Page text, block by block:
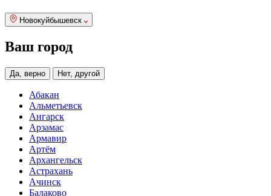
Новокуйбышевск
Ваш город
Да, верно Нет, другой
Абакан
Альметьевск
Ангарск
Арзамас
Армавир
Артём
Архангельск
Астрахань
Ачинск
Балаково